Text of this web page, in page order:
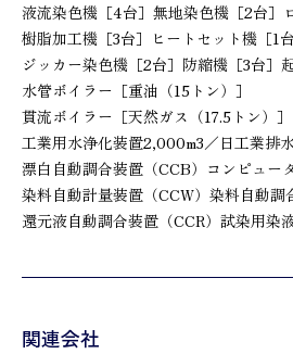
液流染色機［4台］ 無地染色機［2台］
樹脂加工機［3台］ ヒートセット機［1台
ジッカー染色機［2台］ 防縮機［3台］
水管ボイラー［重油（15トン）］
貫流ボイラー［天然ガス（17.5トン）］
工業用水浄化装置2,000m3／日工業排
漂白自動調合装置（CCB） コンピュー
染料自動計量装置（CCW） 染料自動調
還元液自動調合装置（CCR） 試染用染
関連会社